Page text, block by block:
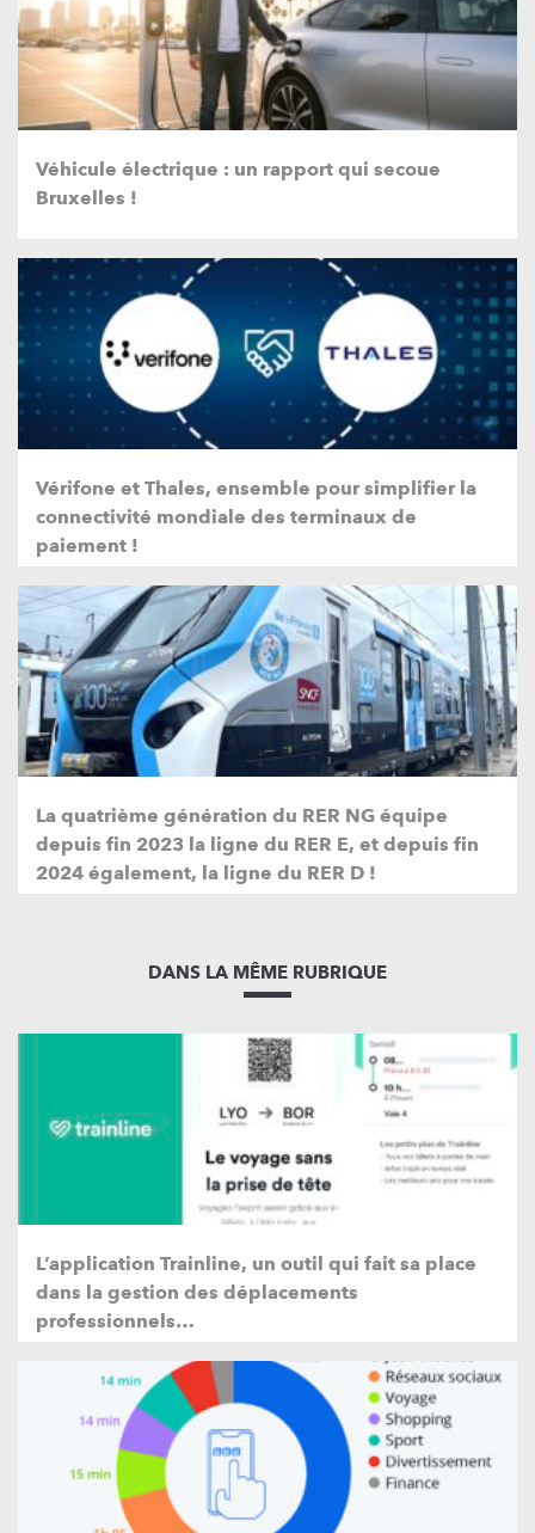
Véhicule électrique : un rapport qui secoue
Bruxelles !
Vérifone et Thales, ensemble pour simplifier la
connectivité mondiale des terminaux de
paiement !
La quatrième génération du RER NG équipe
depuis fin 2023 la ligne du RER E, et depuis fin
2024 également, la ligne du RER D !
DANS LA MÊME RUBRIQUE
L’application Trainline, un outil qui fait sa place
dans la gestion des déplacements
professionnels…